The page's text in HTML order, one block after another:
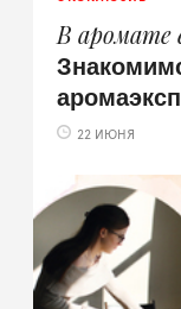
В аромате
22 ИЮНЯ